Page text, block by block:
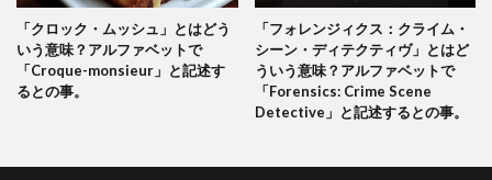
「クロック・ムッシュ」とはどう
いう意味？アルファベットで
「Croque-monsieur」と記述す
るとの事。
「フォレンジィクス：クライム・
シーン・ディテクティヴ」とはど
ういう意味？アルファベットで
「Forensics: Crime Scene
Detective」と記述するとの事。